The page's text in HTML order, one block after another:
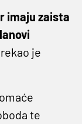
imaju zaista
rekao je
te